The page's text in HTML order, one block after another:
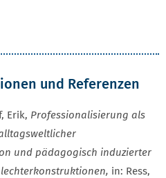
und Referenzen
Erik, Professionalisierung als
und pädagogisch induzierter
in: Ress,